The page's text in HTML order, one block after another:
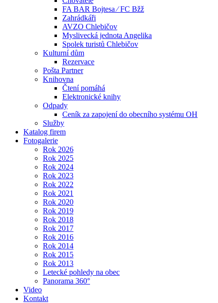
FA BAR Bojtesa ⁄ FC Bžž
Zahrádkáři
AVZO Chlebičov
Myslivecká jednota Angelika
Spolek turistů Chlebičov
Kulturní dům
Rezervace
Pošta Partner
Knihovna
Čtení pomáhá
Elektronické knihy
Odpady
Ceník za zapojení do obecního systému OH
Služby
Katalog firem
Fotogalerie
Rok 2026
Rok 2025
Rok 2024
Rok 2023
Rok 2022
Rok 2021
Rok 2020
Rok 2019
Rok 2018
Rok 2017
Rok 2016
Rok 2014
Rok 2015
Rok 2013
Letecké pohledy na obec
Panorama 360°
Video
Kontakt